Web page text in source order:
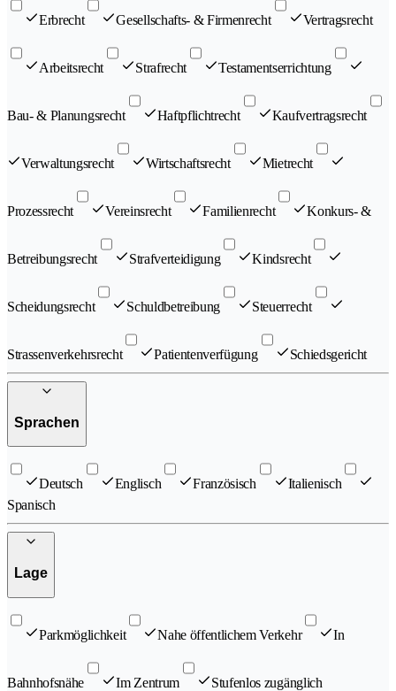
Erbrecht Gesellschafts- & Firmenrecht Vertragsrecht
Arbeitsrecht Strafrecht Testamentserrichtung
Bau- & Planungsrecht Haftpflichtrecht Kaufvertragsrecht
Verwaltungsrecht Wirtschaftsrecht Mietrecht
Prozessrecht Vereinsrecht Familienrecht Konkurs- &
Betreibungsrecht Strafverteidigung Kindsrecht
Scheidungsrecht Schuldbetreibung Steuerrecht
Strassenverkehrsrecht Patientenverfügung Schiedsgericht
Sprachen
Deutsch Englisch Französisch
Italienisch
Spanisch
Lage
Parkmöglichkeit Nahe öffentlichem Verkehr In
Bahnhofsnähe Im Zentrum Stufenlos zugänglich